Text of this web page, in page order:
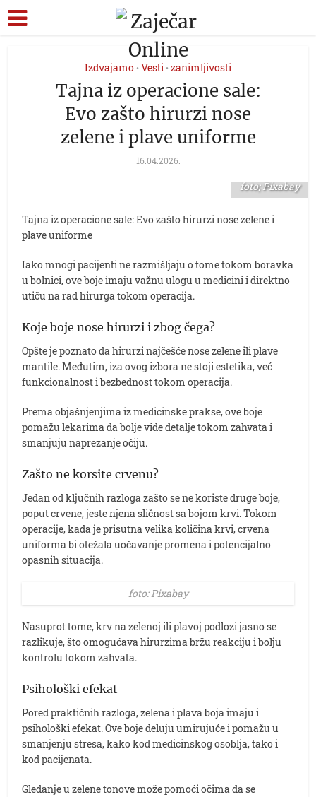
Izdvajamo • Vesti • zanimljivosti
Tajna iz operacione sale:
Evo zašto hirurzi nose
zelene i plave uniforme
16.04.2026.
foto; Pixabay
Tajna iz operacione sale: Evo zašto hirurzi nose zelene i
plave uniforme
Iako mnogi pacijenti ne razmišljaju o tome tokom boravka
u bolnici, ove boje imaju važnu ulogu u medicini i direktno
utiču na rad hirurga tokom operacija.
Koje boje nose hirurzi i zbog čega?
Opšte je poznato da hirurzi najčešće nose zelene ili plave
mantile. Međutim, iza ovog izbora ne stoji estetika, već
funkcionalnost i bezbednost tokom operacija.
Prema objašnjenjima iz medicinske prakse, ove boje
pomažu lekarima da bolje vide detalje tokom zahvata i
smanjuju naprezanje očiju.
Zašto ne korsite crvenu?
Jedan od ključnih razloga zašto se ne koriste druge boje,
poput crvene, jeste njena sličnost sa bojom krvi. Tokom
operacije, kada je prisutna velika količina krvi, crvena
uniforma bi otežala uočavanje promena i potencijalno
opasnih situacija.
foto: Pixabay
Nasuprot tome, krv na zelenoj ili plavoj podlozi jasno se
razlikuje, što omogućava hirurzima bržu reakciju i bolju
kontrolu tokom zahvata.
Psihološki efekat
Pored praktičnih razloga, zelena i plava boja imaju i
psihološki efekat. Ove boje deluju umirujuće i pomažu u
smanjenju stresa, kako kod medicinskog osoblja, tako i
kod pacijenata.
Gledanje u zelene tonove može pomoći očima da se